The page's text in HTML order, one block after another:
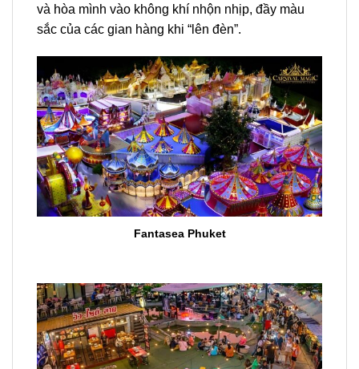
và hòa mình vào không khí nhộn nhịp, đầy màu
sắc của các gian hàng khi “lên đèn”.
Fantasea Phuket